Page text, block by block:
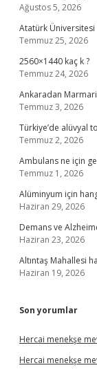
Ağustos 5, 2026
Atatürk
Temmuz 25, 2026
2560×1440 kaç k ?
Temmuz 24, 2026
Ankaradan
Temmuz 3, 2026
Türkiye’de alüvyal
Temmuz 2, 2026
Ambulans ne için
Temmuz 1, 2026
Alüminyum için
Haziran 29, 2026
Demans ve
Haziran 23, 2026
Altıntaş Mahallesi
Haziran 19, 2026
Son yorumlar
Hercai menekşe
Hercai menekşe